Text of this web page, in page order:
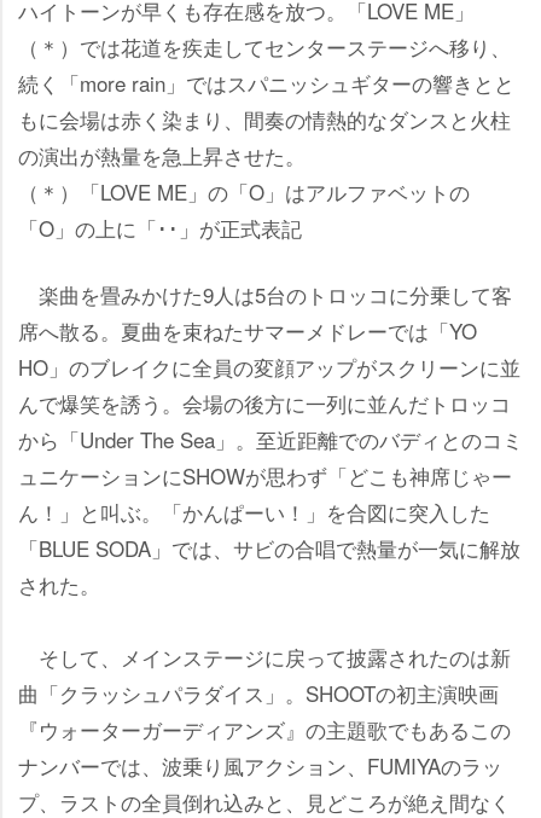
ハイトーンが早くも存在感を放つ。「LOVE ME」
（＊）では花道を疾走してセンターステージへ移り、
続く「more rain」ではスパニッシュギターの響きとと
もに会場は赤く染まり、間奏の情熱的なダンスと火柱
の演出が熱量を急上昇させた。
（＊）「LOVE ME」の「O」はアルファベットの
「O」の上に「･･」が正式表記
楽曲を畳みかけた9人は5台のトロッコに分乗して客
席へ散る。夏曲を束ねたサマーメドレーでは「YO
HO」のブレイクに全員の変顔アップがスクリーンに並
んで爆笑を誘う。会場の後方に一列に並んだトロッコ
から「Under The Sea」。至近距離でのバディとのコミ
ュニケーションにSHOWが思わず「どこも神席じゃー
ん！」と叫ぶ。「かんぱーい！」を合図に突入した
「BLUE SODA」では、サビの合唱で熱量が一気に解放
された。
そして、メインステージに戻って披露されたのは新
曲「クラッシュパラダイス」。SHOOTの初主演映画
『ウォーターガーディアンズ』の主題歌でもあるこの
ナンバーでは、波乗り風アクション、FUMIYAのラッ
プ、ラストの全員倒れ込みと、見どころが絶え間なく